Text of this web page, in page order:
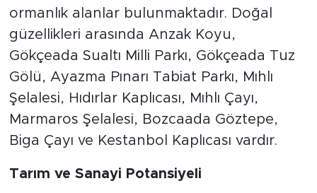
ormanlık alanlar bulunmaktadır. Doğal
güzellikleri arasında Anzak Koyu,
Gökçeada Sualtı Milli Parkı, Gökçeada Tuz
Gölü, Ayazma Pınarı Tabiat Parkı, Mıhlı
Şelalesi, Hıdırlar Kaplıcası, Mıhlı Çayı,
Marmaros Şelalesi, Bozcaada Göztepe,
Biga Çayı ve Kestanbol Kaplıcası vardır.
Tarım ve Sanayi Potansiyeli